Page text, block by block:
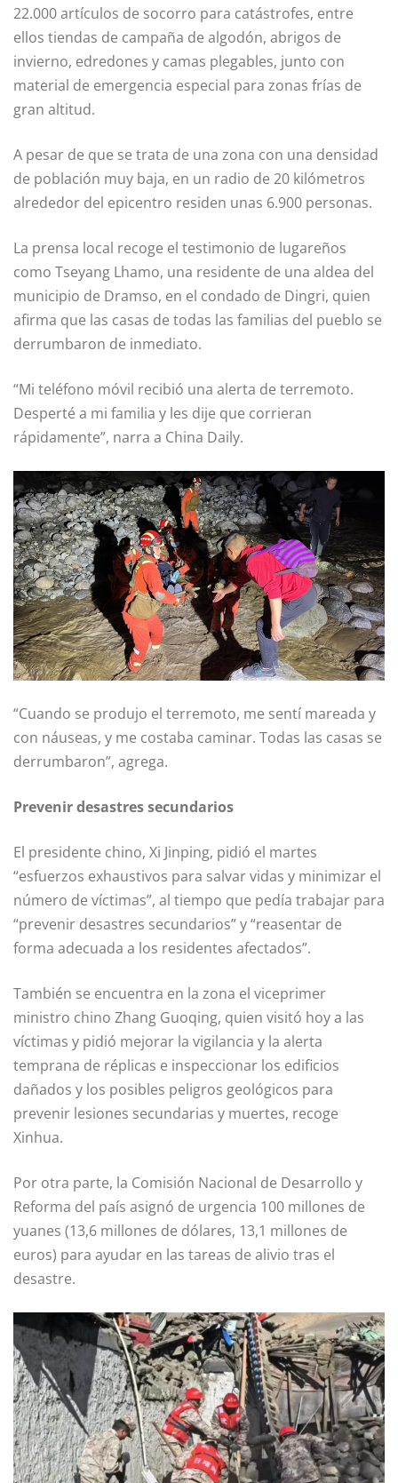
22.000 artículos de socorro para catástrofes, entre
ellos tiendas de campaña de algodón, abrigos de
invierno, edredones y camas plegables, junto con
material de emergencia especial para zonas frías de
gran altitud.
A pesar de que se trata de una zona con una densidad
de población muy baja, en un radio de 20 kilómetros
alrededor del epicentro residen unas 6.900 personas.
La prensa local recoge el testimonio de lugareños
como Tseyang Lhamo, una residente de una aldea del
municipio de Dramso, en el condado de Dingri, quien
afirma que las casas de todas las familias del pueblo se
derrumbaron de inmediato.
“Mi teléfono móvil recibió una alerta de terremoto.
Desperté a mi familia y les dije que corrieran
rápidamente”, narra a China Daily.
“Cuando se produjo el terremoto, me sentí mareada y
con náuseas, y me costaba caminar. Todas las casas se
derrumbaron”, agrega.
Prevenir desastres secundarios
El presidente chino, Xi Jinping, pidió el martes
“esfuerzos exhaustivos para salvar vidas y minimizar el
número de víctimas”, al tiempo que pedía trabajar para
“prevenir desastres secundarios” y “reasentar de
forma adecuada a los residentes afectados”.
También se encuentra en la zona el viceprimer
ministro chino Zhang Guoqing, quien visitó hoy a las
víctimas y pidió mejorar la vigilancia y la alerta
temprana de réplicas e inspeccionar los edificios
dañados y los posibles peligros geológicos para
prevenir lesiones secundarias y muertes, recoge
Xinhua.
Por otra parte, la Comisión Nacional de Desarrollo y
Reforma del país asignó de urgencia 100 millones de
yuanes (13,6 millones de dólares, 13,1 millones de
euros) para ayudar en las tareas de alivio tras el
desastre.